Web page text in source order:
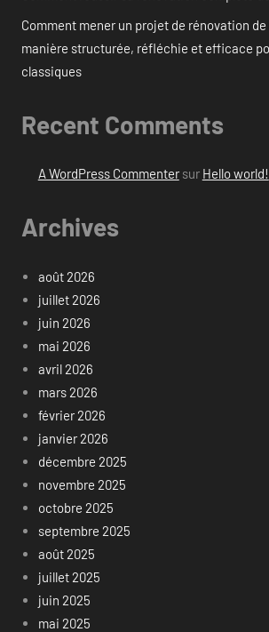
Comment mener un projet de rénovation
manière structurée, réfléchie et efficace
classiques
Recent Comments
A WordPress Commentersur Hello world!
Archives
août 2026
juillet 2026
juin 2026
mai 2026
avril 2026
mars 2026
février 2026
janvier 2026
décembre 2025
novembre 2025
octobre 2025
septembre 2025
août 2025
juillet 2025
juin 2025
mai 2025